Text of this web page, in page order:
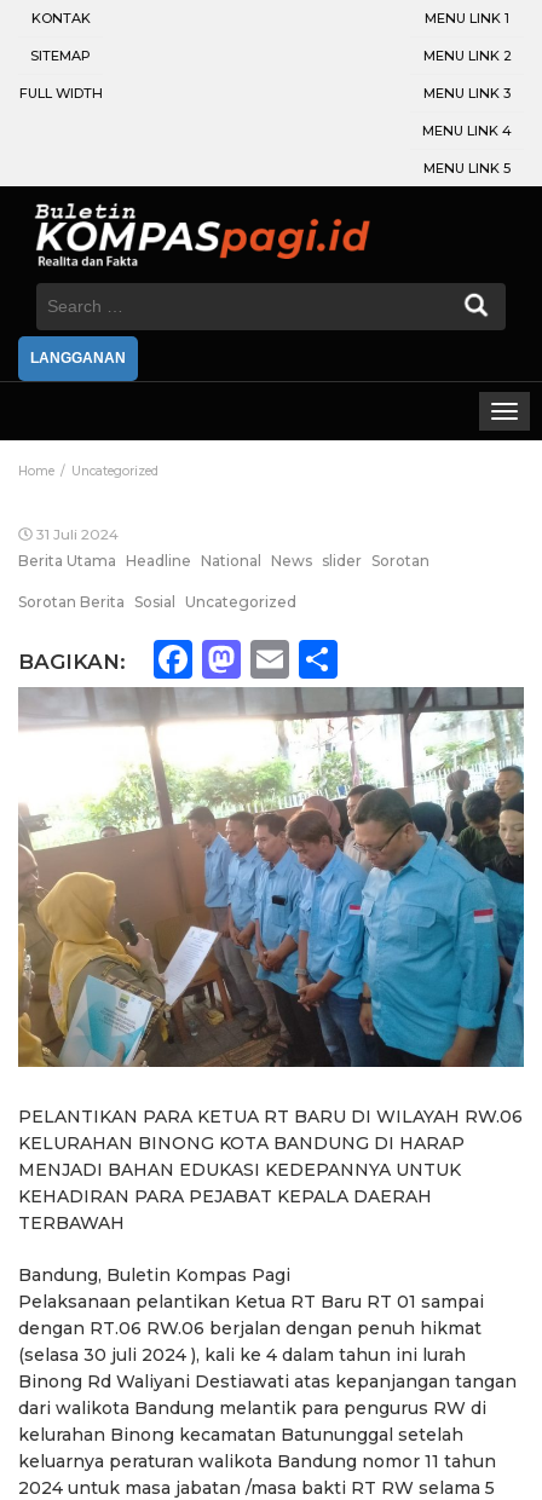
KONTAK
SITEMAP
FULL WIDTH
MENU LINK 1
MENU LINK 2
MENU LINK 3
MENU LINK 4
MENU LINK 5
Search
LANGGANAN
Home Uncategorized
31 Juli 2024
Berita Utama
Headline National News slider Sorotan
Sorotan Berita Sosial Uncategorized
BAGIKAN: Facebook
Mastodon
Email
PELANTIKAN PARA KETUA RT BARU DI WILAYAH RW.06
KELURAHAN BINONG KOTA BANDUNG DI HARAP
MENJADI BAHAN EDUKASI KEDEPANNYA UNTUK
KEHADIRAN PARA PEJABAT KEPALA DAERAH
TERBAWAH
Bandung, Buletin Kompas Pagi
Pelaksanaan pelantikan Ketua RT Baru RT 01 sampai
dengan RT.06 RW.06 berjalan dengan penuh hikmat
(selasa 30 juli 2024 ), kali ke 4 dalam tahun ini lurah
Binong Rd Waliyani Destiawati atas kepanjangan tangan
dari walikota Bandung melantik para pengurus RW di
kelurahan Binong kecamatan Batununggal setelah
keluarnya peraturan walikota Bandung nomor 11 tahun
2024 untuk masa jabatan /masa bakti RT RW selama 5